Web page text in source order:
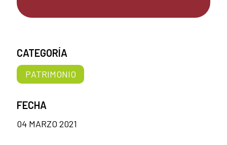
CATEGORÍA
PATRIMONIO
FECHA
04 MARZO 2021